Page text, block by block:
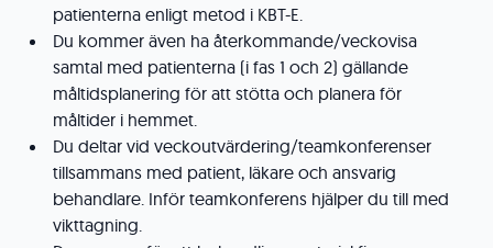
patienterna enligt metod i KBT-E.
Du kommer även ha återkommande/veckovisa
samtal med patienterna (i fas 1 och 2) gällande
måltidsplanering för att stötta och planera för
måltider i hemmet.
Du deltar vid veckoutvärdering/teamkonferenser
tillsammans med patient, läkare och ansvarig
behandlare. Inför teamkonferens hjälper du till med
vikttagning.